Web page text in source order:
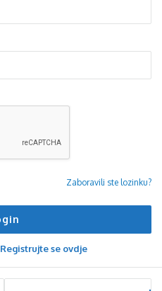
Zaboravili ste lozinku?
Registrujte se ovdje